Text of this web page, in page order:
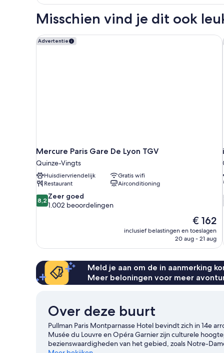
kamers
tussendeur
Misschien vind je dit ook
Advertentie
Mercure Paris Gare De Lyon TGV
Quinze-Vingts
Huisdiervriendelijk
Gratis wifi
Restaurant
Airconditioning
8.2
van
1.002
beoordelingen
8,2 Zeer goed
1.002 beoordelingen
De
prijs
is
€ 162
inclusief belastingen en toeslagen
20 aug - 21 aug
Mercure Paris Gare De Lyon TGV
Meld je aan om de in aanmerking
Meer beloningen voor meer
Over deze buurt
Pullman Paris Montparnasse Hotel bevindt zich in 14e
Musée du Louvre en Opéra Garnier zijn culturele
bezienswaardigheden van het gebied, zoals Notre-